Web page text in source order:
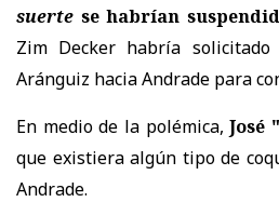
suerte se habrían
Zim Decker habría
Aránguiz hacia Andrade para
En medio de la polémica,José
que existiera algún tipo de
Andrade.